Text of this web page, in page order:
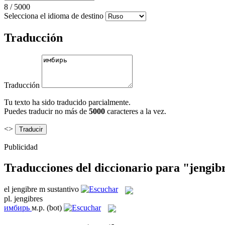
8 / 5000
Selecciona el idioma de destino
Traducción
Traducción
Tu texto ha sido traducido parcialmente.
Puedes traducir no más de 5000 caracteres a la vez.
<>
Publicidad
Traducciones del diccionario para
el jengibre m sustantivo
pl. jengibres
имбирь м.р. (bot)